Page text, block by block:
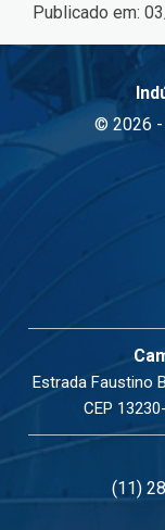
Publicado em:
© 2026 -
Estrada Faustino
CEP
(11)